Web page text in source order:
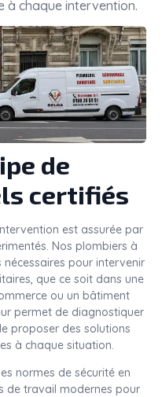
à chaque intervention.
de
certifiés
est assurée par
Nos plombiers à
pour intervenir
que ce soit dans une
ou un bâtiment
permet de diagnostiquer
proposer des solutions
à chaque situation.
normes de sécurité en
de travail modernes pour